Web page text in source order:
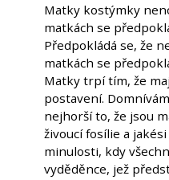
Matky kostýmky
matkách se
Předpokládá se, že
matkách se
Matky trpí tím, že
postavení.
nejhorší to, že jsou
živoucí fosílie a
minulosti, kdy
vyděděnce, jež